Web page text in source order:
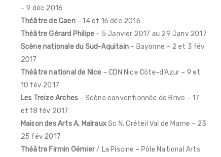
– 9 déc 2016
Théâtre de Caen– 14 et 16 déc 2016
Théâtre Gérard Philipe – 5 Janvier 2017 au 29 Janv 2017
Scène nationale du Sud-Aquitain – Bayonne – 2 et 3 fév
2017
Théâtre national de Nice – CDN Nice Côte-d’Azur – 9 et
10 fév 2017
Les Treize Arches – Scène conventionnée de Brive – 17
et 18 fév 2017
Maison des Arts A. MalrauxSc N. Créteil Val de Marne – 23
25 fév 2017
Théâtre Firmin Gémier/ La Piscine – Pôle National Arts